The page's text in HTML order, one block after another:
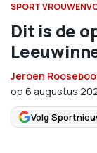
SPORT
Dit is de
Jeroen
op 6 augustus
Volg